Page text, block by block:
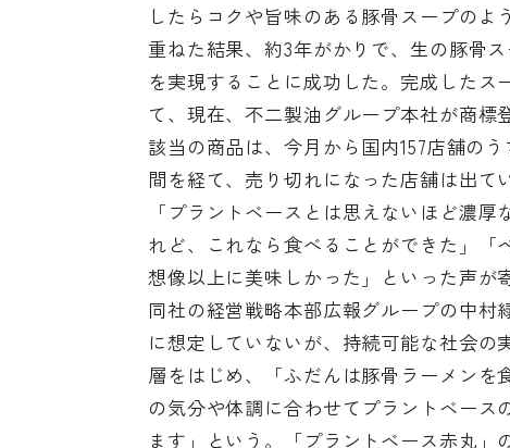
したらコクや旨味のある豚骨スープの
重ねた結果、約3年がかりで、生の豚骨
を実現することに成功した。完成したス
て、現在、不二製油グループ本社が商標
該当の商品は、今月から国内157店舗の
間を経て、売り切れになった店舗は出て
「プラントベースとは思えないほど濃
れど、これなら食べることができた」「
想像以上に美味しかった」といった声が
同社の経営戦略本部広報グループの中
に想定していないが、持続可能な社会
層をはじめ、「ふだんは豚骨ラーメンを
の気分や体調に合わせてプラントベース
ます」という。「プラントベース赤丸